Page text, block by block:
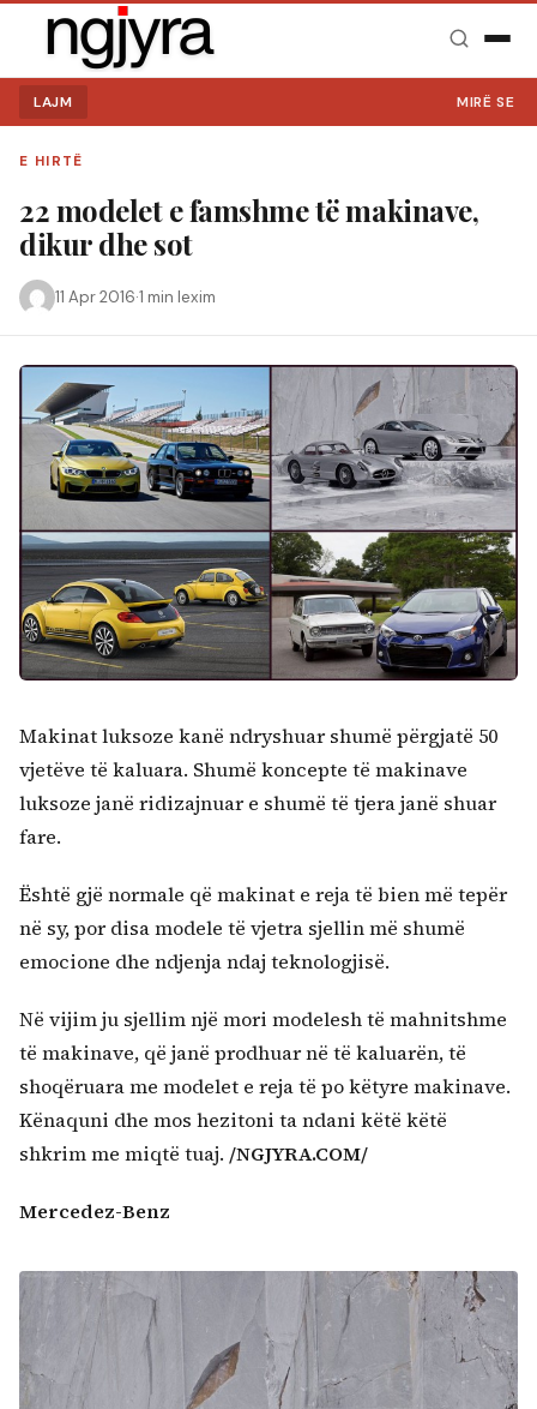
LAJM MIRË SE VINI NË
E HIRTË
22 modelet e famshme të makinave,
dikur dhe sot
11 Apr 2016·1 min lexim
Makinat luksoze kanë ndryshuar shumë përgjatë 50
vjetëve të kaluara. Shumë koncepte të makinave
luksoze janë ridizajnuar e shumë të tjera janë shuar
fare.
Është gjë normale që makinat e reja të bien më tepër
në sy, por disa modele të vjetra sjellin më shumë
emocione dhe ndjenja ndaj teknologjisë.
Në vijim ju sjellim një mori modelesh të mahnitshme
të makinave, që janë prodhuar në të kaluarën, të
shoqëruara me modelet e reja të po këtyre makinave.
Kënaquni dhe mos hezitoni ta ndani këtë këtë
shkrim me miqtë tuaj. /NGJYRA.COM/
Mercedez-Benz